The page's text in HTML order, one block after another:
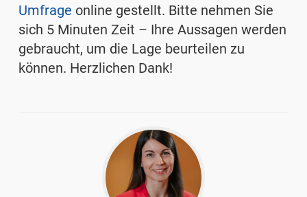
Umfrage online gestellt. Bitte nehmen Sie
sich 5 Minuten Zeit – Ihre Aussagen werden
gebraucht, um die Lage beurteilen zu
können. Herzlichen Dank!